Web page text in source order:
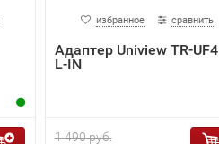
избранное сравнить
Адаптер Uniview TR-
L-IN
1 490 руб.